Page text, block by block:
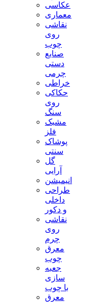
عکاسی
معماری
نقاشی
روی
چوب
صنایع
دستی
چرمی
خراطی
حکاکی
روی
سنگ
مشبک
فلز
پوشاک
سنتی
گل
آرایی
انیمیشن
طراحی
داخلی
و دکور
نقاشی
روی
چرم
معرق
چوب
جعبه
سازی
با چوب
معرق